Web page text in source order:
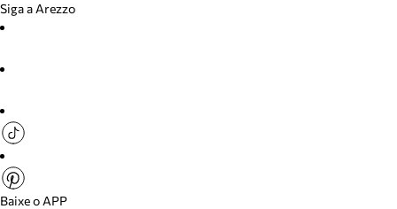
Siga a Arezzo
Baixe o APP